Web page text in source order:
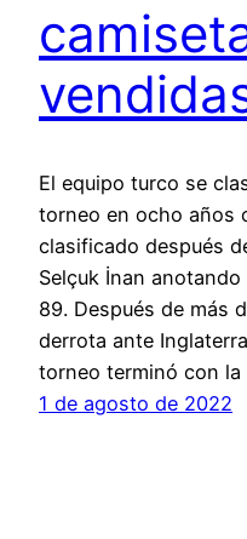
El equipo turco se
torneo en ocho años
clasificado después
Selçuk İnan
89. Después de más
derrota ante
torneo terminó con
1 de agosto de 2022